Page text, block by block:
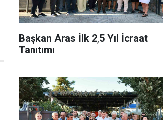
Başkan Aras İlk 2,5 Yıl İcraat
Tanıtımı